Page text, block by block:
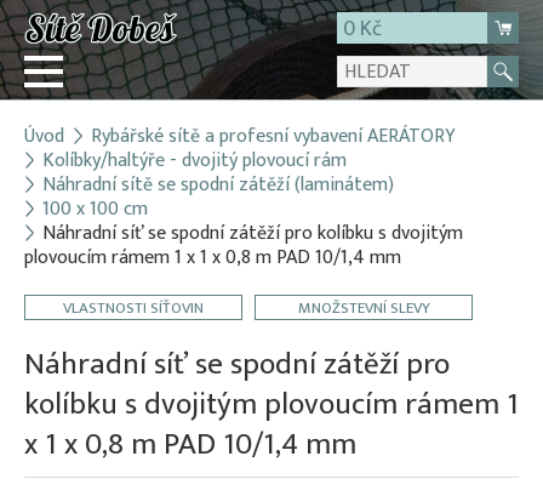
0 Kč
Přihlásit
Registrace
E-shop
O firmě
Kontakt
Úvod Rybářské sítě a profesní vybavení AERÁTORY
Kolíbky/haltýře - dvojitý plovoucí rám
Náhradní sítě se spodní zátěží (laminátem)
100 x 100 cm
Náhradní síť se spodní zátěží pro kolíbku s dvojitým
plovoucím rámem 1 x 1 x 0,8 m PAD 10/1,4 mm
VLASTNOSTI SÍŤOVIN MNOŽSTEVNÍ SLEVY
Náhradní síť se spodní zátěží pro
kolíbku s dvojitým plovoucím rámem 1
x 1 x 0,8 m PAD 10/1,4 mm